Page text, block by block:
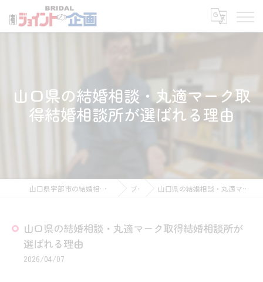
山口県の結婚相談・丸適マーク取
得結婚相談所が選ばれる理由
山口県宇部市の結婚相談所なら有限会社ジョイント企画 ブログ 山口県の結婚相談・丸適マーク取得結婚相談所が選ばれる理由
山口県の結婚相談・丸適マーク取得結婚相談所が
選ばれる理由
2026/04/07